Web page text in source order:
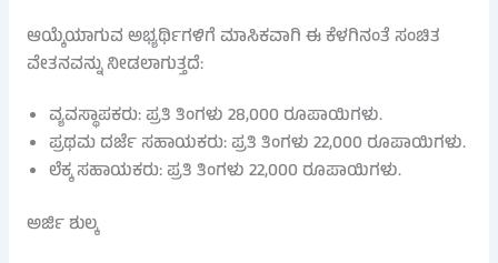
ಆಯ್ಕೆಯಾಗುವ ಅಭ್ಯರ್ಥಿಗಳಿಗೆ ಮಾಸಿಕವಾಗಿ ಈ ಕೆಳಗಿನಂತೆ ಸಂಚಿತ
ವೇತನವನ್ನು ನೀಡಲಾಗುತ್ತದೆ:
ವ್ಯವಸ್ಥಾಪಕರು: ಪ್ರತಿ ತಿಂಗಳು 28,000 ರೂಪಾಯಿಗಳು.
ಪ್ರಥಮ ದರ್ಜೆ ಸಹಾಯಕರು: ಪ್ರತಿ ತಿಂಗಳು 22,000 ರೂಪಾಯಿಗಳು.
ಲೆಕ್ಕ ಸಹಾಯಕರು: ಪ್ರತಿ ತಿಂಗಳು 22,000 ರೂಪಾಯಿಗಳು.
ಅರ್ಜಿ ಶುಲ್ಕ